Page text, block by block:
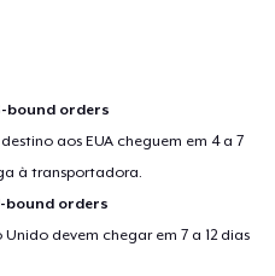
bound orders
aos EUA cheguem em 4 a 7
à transportadora.
bound orders
devem chegar em 7 a 12 dias